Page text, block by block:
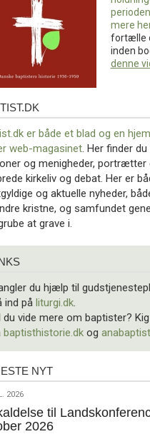
mere
fortælle
inden
denne
er både et blad og en
web-magasinet . Her finder
og menigheder, portrætter
kirkeliv og debat. Her er
og aktuelle nyheder,
kristne, og samfundet
at grave i.
du hjælp til
ind på liturgi.dk
du vide mere om baptister?
baptisthistorie.dk og
NYT
2026
til
2026